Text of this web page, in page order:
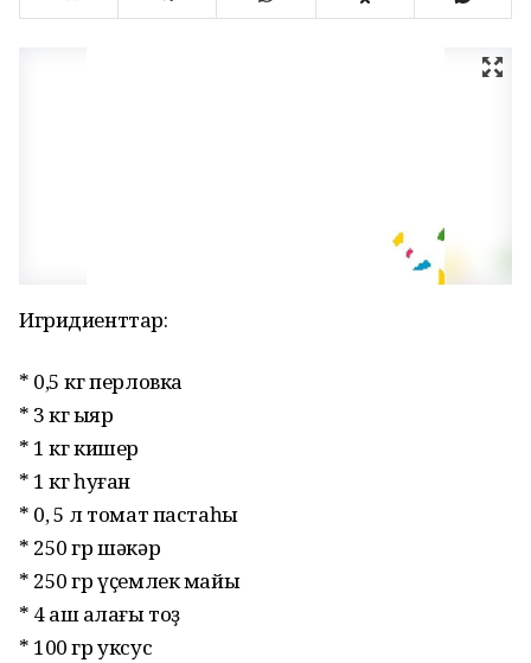
Игридиенттар:
* 0,5 кг перловка
* 3 кг ҡыяр
* 1 кг кишер
* 1 кг һуған
* 0, 5 л томат пастаһы
* 250 гр шәкәр
* 250 гр үҫемлек майы
* 4 аш ҡалағы тоҙ
* 100 гр уксус